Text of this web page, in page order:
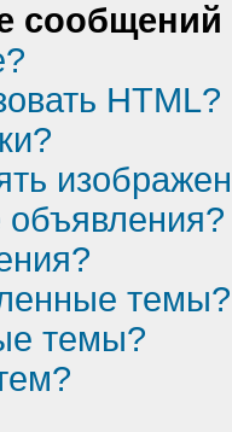
HTML?
темы?
темы?